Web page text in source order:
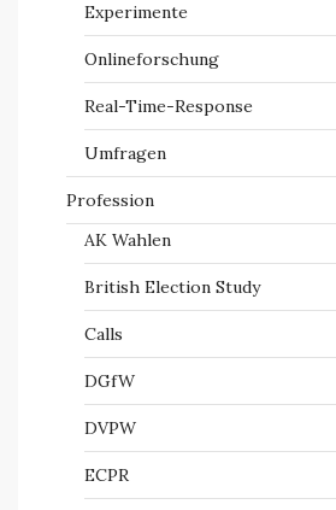
Experimente
Onlineforschung
Real-Time-Response
Umfragen
Profession
AK Wahlen
British Election Study
Calls
DGfW
DVPW
ECPR